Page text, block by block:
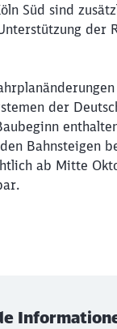
Süd sind
der
der
Bahnsteigen
ab Mitte